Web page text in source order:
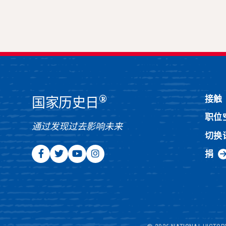
国家历史日®
通过发现过去影响未来
接触
职位
切换
捐